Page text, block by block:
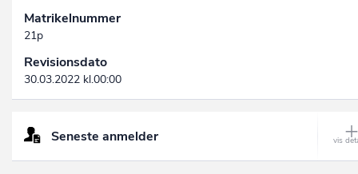
Matrikelnummer
21p
Revisionsdato
30.03.2022 kl.00:00
Seneste anmelder